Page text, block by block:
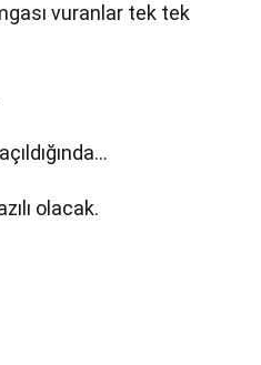
vuranlar tek tek
olacak.